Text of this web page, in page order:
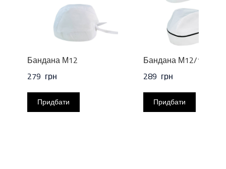
Бандана М12
279  грн
Придбати
Бандана М12/1
289  грн
Придбати